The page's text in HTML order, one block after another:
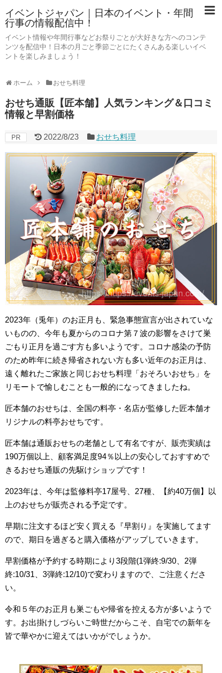
イベントジャパン｜日本のイベント・年間
行事の情報配信中！
イベント情報や年間行事などお祭りごとが大好きな方へのコンテ
ンツを配信中！日本の月ごと季節ごとにたくさんある楽しいイベ
ントを楽しみましょう！
ホーム おせち料理
おせち通販【匠本舗】人気ランキング＆口コミ
情報と早割価格
PR 2022/8/23 おせち料理
2023年（兎年）のお正月も、緊急事態宣言が出されていな
いものの、今年も夏からのコロナ第７波の影響をさけて巣
ごもり正月を過ごす方も多いようです。コロナ感染の予防
のため昨年に続き帰省されない方も多い近年のお正月は、
遠く離れたご家族と同じおせち料理「おそろいおせち」を
リモートで愉しむことも一般的になってきましたね。
匠本舗のおせちは、全国の料亭・名店が監修した匠本舗オ
リジナルの料亭おせちです。
匠本舗は通販おせちの老舗として有名ですが、販売実績は
190万個以上、顧客満足度94％以上の安心しておすすめで
きるおせち通販の先駆けショップです！
2023年は、今年は監修料亭17屋号、27種、【約40万個】以
上のおせちが販売される予定です。
早期に注文するほど安く買える『早割り』を実施してます
ので、期日を過ぎると購入価格がアップしていきます。
早割価格が予約する時期により3段階(1弾終:9/30、2弾
終:10/31、3弾終:12/10)で変わりますので、ご注意くださ
い。
令和５年のお正月も巣ごもや帰省を控える方が多いようで
す。お出掛けしづらいご時世だからこそ、自宅での新年を
皆で華やかに迎えてはいかがでしょうか。